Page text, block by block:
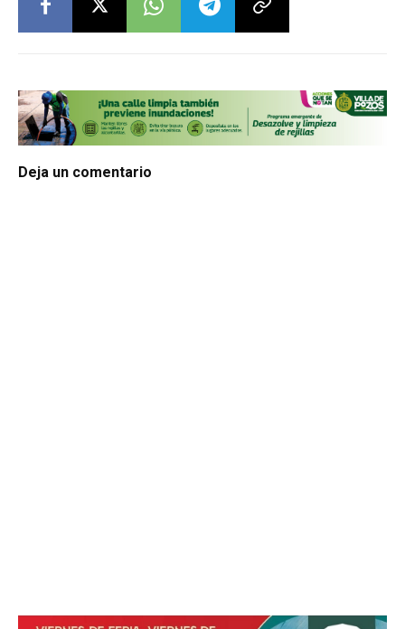
Deja un comentario